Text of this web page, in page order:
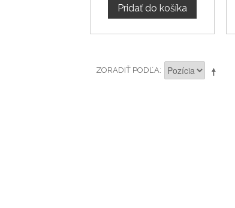
Pridať do košíka
ZORADIŤ PODĽA